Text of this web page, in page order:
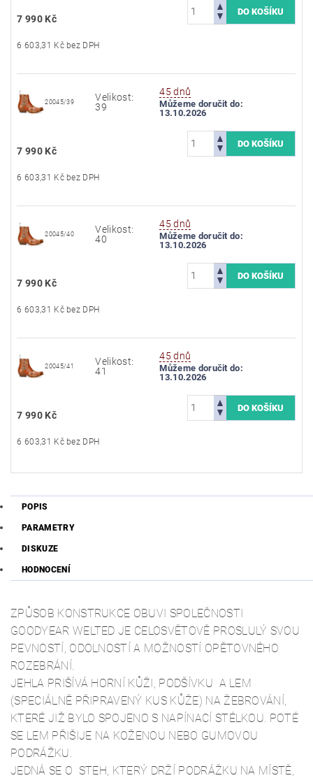
7 990 Kč
6 603,31 Kč bez DPH
20045/39
Velikost:
39
45 dnů
Můžeme doručit do:
13.10.2026
7 990 Kč
6 603,31 Kč bez DPH
20045/40
Velikost:
40
45 dnů
Můžeme doručit do:
13.10.2026
7 990 Kč
6 603,31 Kč bez DPH
20045/41
Velikost:
41
45 dnů
Můžeme doručit do:
13.10.2026
7 990 Kč
6 603,31 Kč bez DPH
POPIS
PARAMETRY
DISKUZE
HODNOCENÍ
ZPŮSOB KONSTRUKCE OBUVI SPOLEČNOSTI
GOODYEAR WELTED JE CELOSVĚTOVĚ PROSLULÝ SVOU
PEVNOSTÍ, ODOLNOSTÍ A MOŽNOSTÍ OPĚTOVNÉHO
ROZEBRÁNÍ.
JEHLA PRIŠÍVÁ HORNÍ KŮŽI, PODŠÍVKU A LEM
(SPECIÁLNĚ PŘIPRAVENÝ KUS KŮŽE) NA ŽEBROVÁNÍ,
KTERÉ JIŽ BYLO SPOJENO S NAPÍNACÍ STÉLKOU. POTÉ
SE LEM PŘIŠIJE NA KOŽENOU NEBO GUMOVOU
PODRÁŽKU.
JEDNÁ SE O STEH, KTERÝ DRŽÍ PODRÁŽKU NA MÍSTĚ,